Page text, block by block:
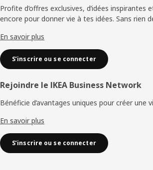
de
page
Profite d’offres exclusives, d’idées inspirantes
encore pour donner vie à tes idées. Sans rien
En savoir plus
S’inscrire ou se connecter
Rejoindre le IKEA Business Network
Bénéficie d’avantages uniques pour créer une
En savoir plus
S’inscrire ou se connecter